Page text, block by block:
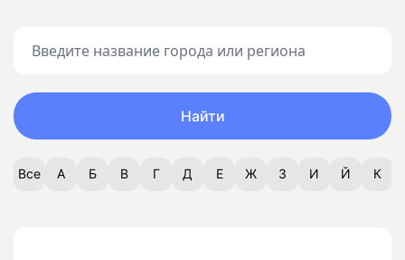
Найти
Все А Б В Г Д Е Ж З И Й К